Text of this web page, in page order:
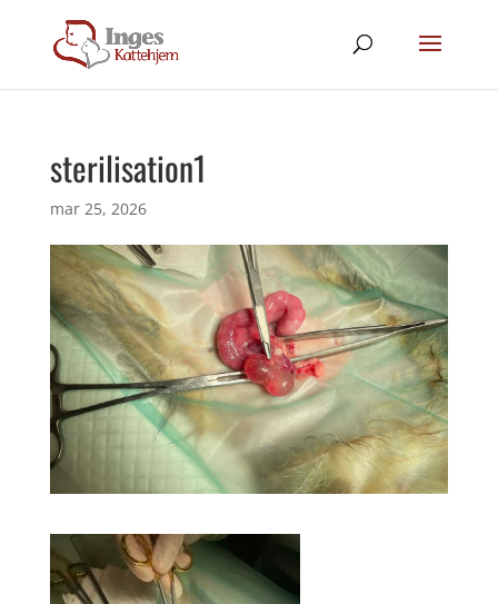
sterilisation1
mar 25, 2026